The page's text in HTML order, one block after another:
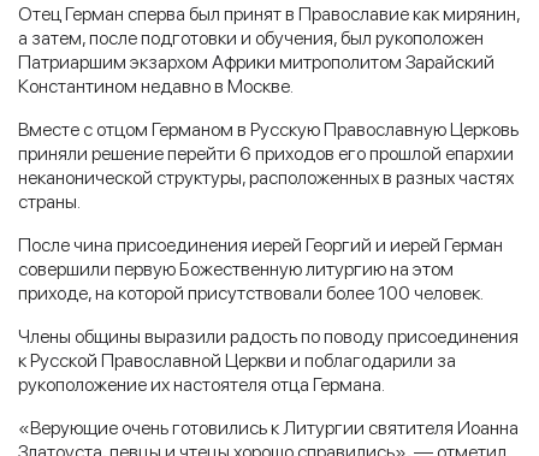
Отец Герман сперва был принят в Православие как мирянин,
а затем, после подготовки и обучения, был рукоположен
Патриаршим экзархом Африки митрополитом Зарайский
Константином недавно в Москве.
Вместе с отцом Германом в Русскую Православную Церковь
приняли решение перейти 6 приходов его прошлой епархии
неканонической структуры, расположенных в разных частях
страны.
После чина присоединения иерей Георгий и иерей Герман
совершили первую Божественную литургию на этом
приходе, на которой присутствовали более 100 человек.
Члены общины выразили радость по поводу присоединения
к Русской Православной Церкви и поблагодарили за
рукоположение их настоятеля отца Германа.
«Верующие очень готовились к Литургии святителя Иоанна
Златоуста, певцы и чтецы хорошо справились», — отметил